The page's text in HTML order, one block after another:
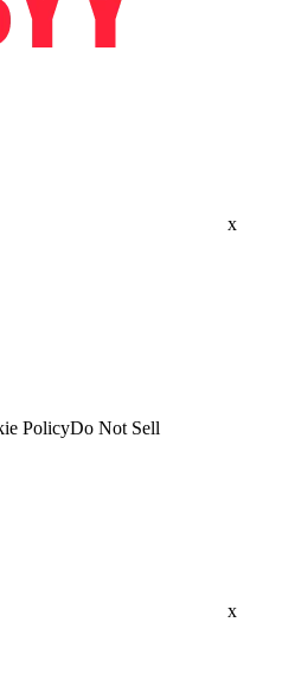
x
PolicyDo Not Sell
x